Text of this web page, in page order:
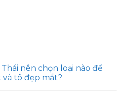
nên chọn loại nào để
tô đẹp mắt?